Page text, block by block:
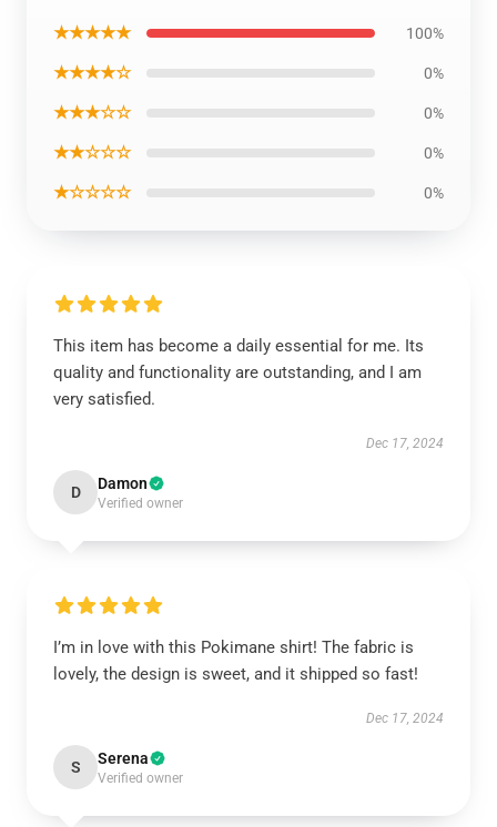
★★★★★ 100%
★★★★☆ 0%
★★★☆☆ 0%
★★☆☆☆ 0%
★☆☆☆☆ 0%
This item has become a daily essential for me. Its
quality and functionality are outstanding, and I am
very satisfied.
Dec 17, 2024
D Damon
Verified owner
I’m in love with this Pokimane shirt! The fabric is
lovely, the design is sweet, and it shipped so fast!
Dec 17, 2024
S Serena
Verified owner